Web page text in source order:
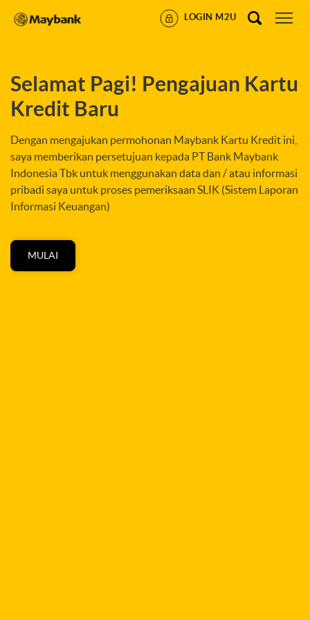
LOGIN M2U
Selamat Pagi! Pengajuan Kartu
Kredit Baru
Dengan mengajukan permohonan Maybank Kartu Kredit ini,
saya memberikan persetujuan kepada PT Bank Maybank
Indonesia Tbk untuk menggunakan data dan / atau informasi
pribadi saya untuk proses pemeriksaan SLIK (Sistem Laporan
Informasi Keuangan)
MULAI